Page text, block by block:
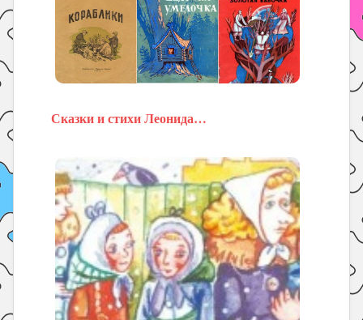
Сказки и стихи Леонида…